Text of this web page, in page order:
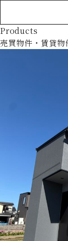
Products
売買物件・賃貸物